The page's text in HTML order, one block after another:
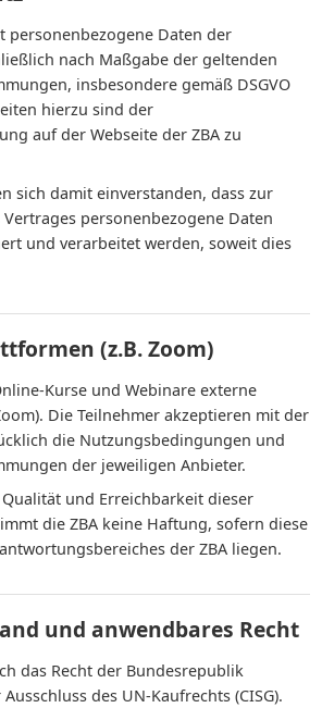
personenbezogene Daten der
nach Maßgabe der geltenden
insbesondere gemäß DSGVO
hierzu sind der
auf der Webseite der ZBA zu
sich damit einverstanden, dass zur
personenbezogene Daten
und verarbeitet werden, soweit dies
(z.B. Zoom)
Kurse und Webinare externe
Die Teilnehmer akzeptieren mit der
die Nutzungsbedingungen und
der jeweiligen Anbieter.
und Erreichbarkeit dieser
die ZBA keine Haftung, sofern diese
der ZBA liegen.
und anwendbares Recht
das Recht der Bundesrepublik
des UN-Kaufrechts (CISG).